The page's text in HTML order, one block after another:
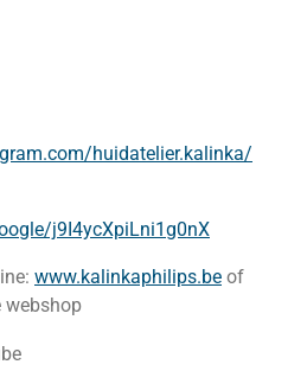
huidatelier.kalinka/
j9I4ycXpiLni1g0nX
www.kalinkaphilips.be of
webshop